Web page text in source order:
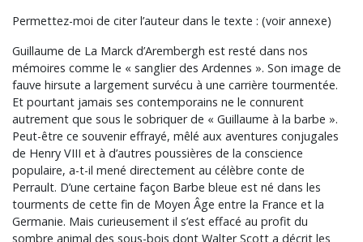
Permettez-moi de citer l’auteur dans le texte : (voir annexe)
Guillaume de La Marck d’Arembergh est resté dans nos
mémoires comme le « sanglier des Ardennes ». Son image de
fauve hirsute a largement survécu à une carrière tourmentée.
Et pourtant jamais ses contemporains ne le connurent
autrement que sous le sobriquer de « Guillaume à la barbe ».
Peut-être ce souvenir effrayé, mêlé aux aventures conjugales
de Henry VIII et à d’autres poussières de la conscience
populaire, a-t-il mené directement au célèbre conte de
Perrault. D’une certaine façon Barbe bleue est né dans les
tourments de cette fin de Moyen Âge entre la France et la
Germanie. Mais curieusement il s’est effacé au profit du
sombre animal des sous-bois dont Walter Scott a décrit les